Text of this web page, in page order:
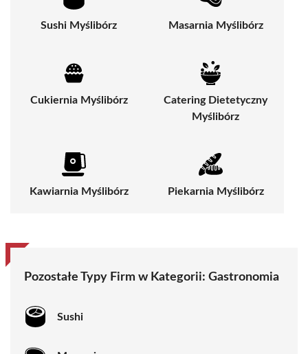
Sushi Myślibórz Masarnia Myślibórz
Cukiernia Myślibórz
Catering Dietetyczny
Myślibórz
Kawiarnia Myślibórz Piekarnia Myślibórz
Pozostałe Typy Firm w Kategorii: Gastronomia
Sushi